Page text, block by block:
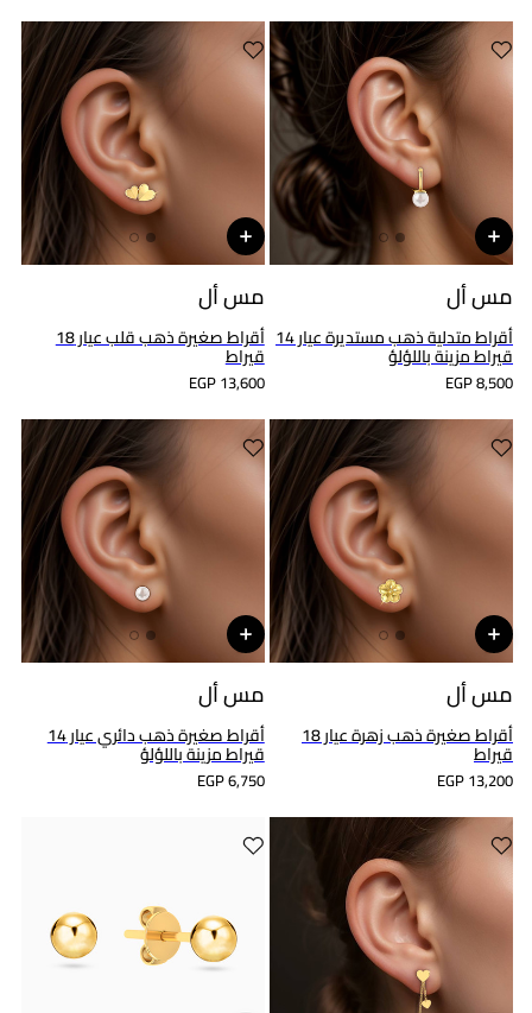
مس أل
أقراط متدلية ذهب مستديرة عيار 14
قيراط مزينة باللؤلؤ
EGP 8,500
مس أل
أقراط صغيرة ذهب قلب عيار 18
قيراط
EGP 13,600
مس أل
أقراط صغيرة ذهب زهرة عيار 18
قيراط
EGP 13,200
مس أل
أقراط صغيرة ذهب دائري عيار 14
قيراط مزينة باللؤلؤ
EGP 6,750